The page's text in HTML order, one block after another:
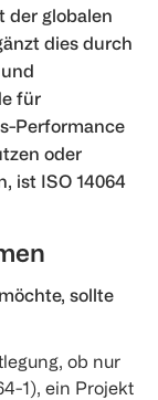
der globalen
dies durch
für
Performance
oder
ist ISO 14064
sollte
ob nur
1), ein Projekt